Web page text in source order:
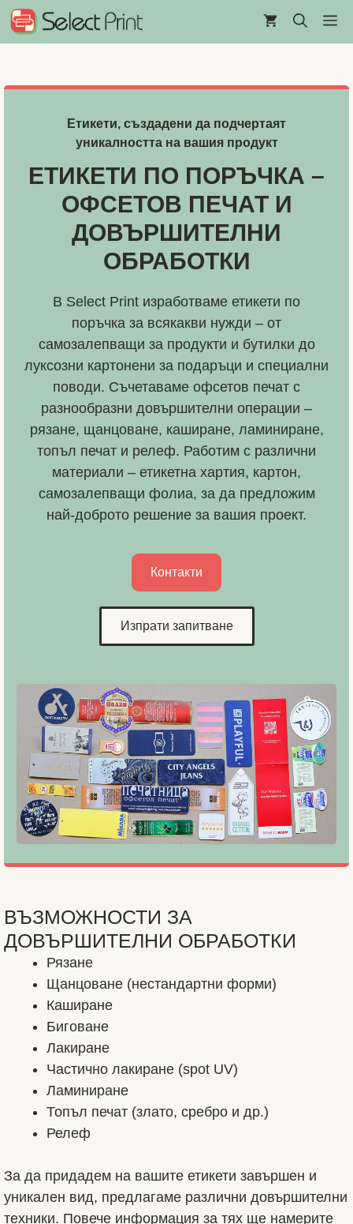
Към
съдържанието
Етикети, създадени да подчертаят
уникалността на вашия продукт
ЕТИКЕТИ ПО ПОРЪЧКА –
ОФСЕТОВ ПЕЧАТ И
ДОВЪРШИТЕЛНИ
ОБРАБОТКИ
В Select Print изработваме етикети по
поръчка за всякакви нужди – от
самозалепващи за продукти и бутилки до
луксозни картонени за подаръци и специални
поводи. Съчетаваме офсетов печат с
разнообразни довършителни операции –
рязане, щанцоване, каширане, ламиниране,
топъл печат и релеф. Работим с различни
материали – етикетна хартия, картон,
самозалепващи фолиа, за да предложим
най-доброто решение за вашия проект.
Контакти
Изпрати запитване
ВЪЗМОЖНОСТИ ЗА
ДОВЪРШИТЕЛНИ ОБРАБОТКИ
Рязане
Щанцоване (нестандартни форми)
Каширане
Биговане
Лакиране
Частично лакиране (spot UV)
Ламиниране
Топъл печат (злато, сребро и др.)
Релеф
За да придадем на вашите етикети завършен и
уникален вид, предлагаме различни довършителни
техники. Повече информация за тях ще намерите